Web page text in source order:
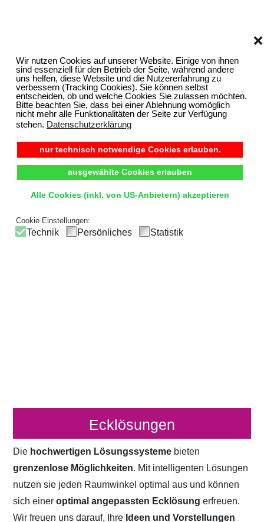
Wir nutzen Cookies auf unserer Website. Einige von ihnen
sind essenziell für den Betrieb der Seite, während andere
uns helfen, diese Website und die Nutzererfahrung zu
verbessern (Tracking Cookies). Sie können selbst
entscheiden, ob und welche Cookies Sie zulassen möchten.
Bitte beachten Sie, dass bei einer Ablehnung womöglich
nicht mehr alle Funktionalitäten der Seite zur Verfügung
stehen. Datenschutzerklärung
nur technisch notwendige Cookies erlauben.
ausgewählte Cookies erlauben
Alle Cookies (inkl. von US-Anbietern) akzeptieren
❌
Cookie Einstellungen:
Technik Persönliches Statistik
Ecklösungen
Die hochwertigen Lösungssysteme bieten
grenzenlose Möglichkeiten. Mit intelligenten Lösungen
nutzen sie jeden Raumwinkel optimal aus und können
sich eineroptimal angepassten Ecklösung erfreuen.
Wir freuen uns darauf, Ihre Ideen und Vorstellungen